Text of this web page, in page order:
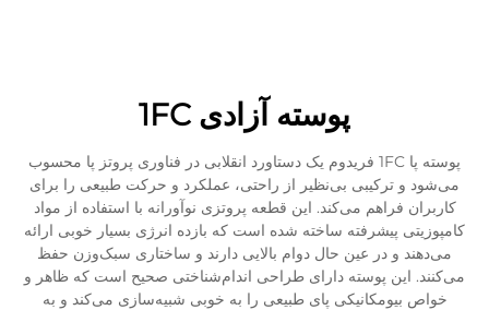
پوسته آزادی 1FC
پوسته پا 1FC فریدوم یک دستاورد انقلابی در فناوری پروتز پا محسوب
می‌شود و ترکیبی بی‌نظیر از راحتی، عملکرد و حرکت طبیعی را برای
کاربران فراهم می‌کند. این قطعه پروتزی نوآورانه با استفاده از مواد
کامپوزیتی پیشرفته ساخته شده است که بازده انرژی بسیار خوبی ارائه
می‌دهند و در عین حال دوام بالایی دارند و ساختاری سبک‌وزن حفظ
می‌کنند. این پوسته دارای طراحی اندام‌شناختی صحیح است که ظاهر و
خواص بیومکانیکی پای طبیعی را به خوبی شبیه‌سازی می‌کند و به